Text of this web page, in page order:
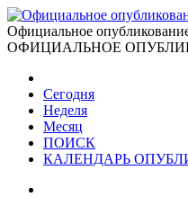
Официальное
ОФИЦИАЛЬНОЕ
Сегодня
Неделя
Месяц
ПОИСК
КАЛЕНДАРЬ